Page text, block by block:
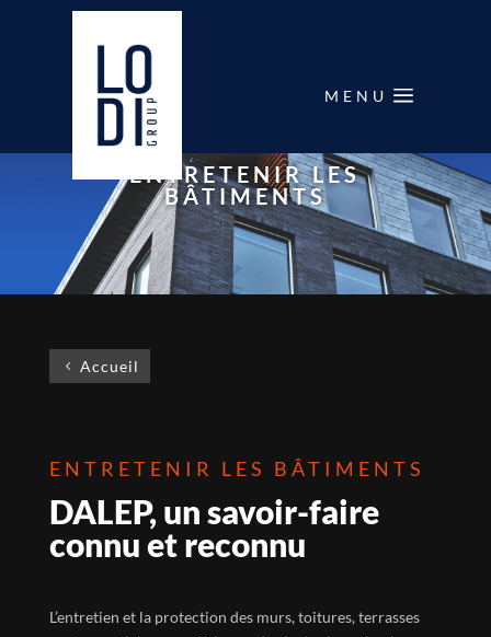
MENU
ENTRETENIR LES
BÂTIMENTS
Accueil
ENTRETENIR LES BÂTIMENTS
DALEP, un savoir-faire
connu et reconnu
L’entretien et la protection des murs, toitures, terrasses